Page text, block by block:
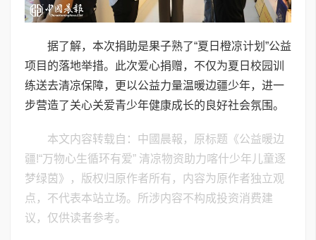
据了解，本次捐助是果子熟了“夏日橙凉计划”公益
项目的落地举措。此次爱心捐赠，不仅为夏日校园训
练送去清凉保障，更以公益力量温暖边疆少年，进一
步营造了关心关爱青少年健康成长的良好社会氛围。
本文内容转载自：中國晨報，原标题《公益暖边
疆!“万物心生循环有爱” 清凉物资助力喀什少年儿童逐
梦绿茵》，版权归原作者所有，内容为原作者独立观
点，不代表本站立场。所涉内容不构成投资消费建
议，仅供读者参考。